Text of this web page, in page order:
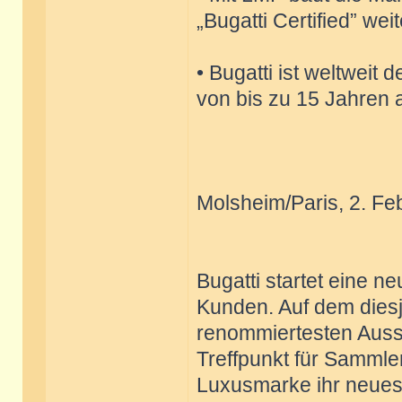
„Bugatti Certified”
• Bugatti ist weltweit
von bis zu 15 Jahren
Molsheim/Paris, 2.
Bugatti startet eine
Kunden. Auf dem
renommiertesten
Treffpunkt für
Luxusmarke ihr